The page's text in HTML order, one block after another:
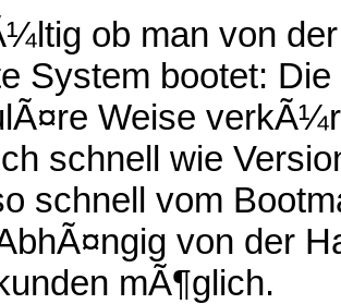
ob man von
System bootet:
Weise
schnell wie
schnell vom
von der
mÃ¶glich.